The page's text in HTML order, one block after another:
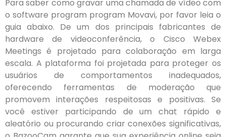
Para saber como gravar uma chamada de vídeo com
o software program program Movavi, por favor leia o
guia abaixo. De um dos principais fabricantes de
hardware de videoconferência, o Cisco Webex
Meetings é projetado para colaboração em larga
escala. A plataforma foi projetada para proteger os
usuários de comportamentos inadequados,
oferecendo ferramentas de moderação que
promovem interações respeitosas e positivas. Se
você estiver participando de um chat rápido e
aleatório ou procurando criar conexões significativas,